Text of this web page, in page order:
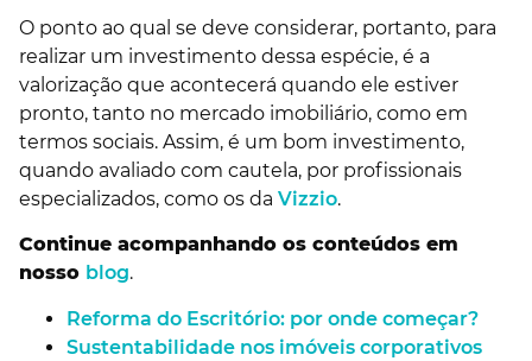
O ponto ao qual se deve considerar, portanto, para
realizar um investimento dessa espécie, é a
valorização que acontecerá quando ele estiver
pronto, tanto no mercado imobiliário, como em
termos sociais. Assim, é um bom investimento,
quando avaliado com cautela, por profissionais
especializados, como os da Vizzio.
Continue acompanhando os conteúdos em
nosso blog.
Reforma do Escritório: por onde começar?
Sustentabilidade nos imóveis corporativos